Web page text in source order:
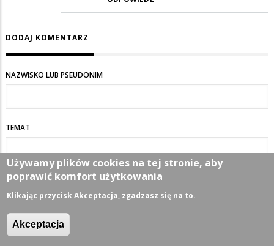
DODAJ KOMENTARZ
NAZWISKO LUB PSEUDONIM
TEMAT
KOMENTARZ
Używamy plików cookies na tej stronie, aby
poprawić komfort użytkowania
Klikając przycisk Akceptacja, zgadzasz się na to.
Akceptacja